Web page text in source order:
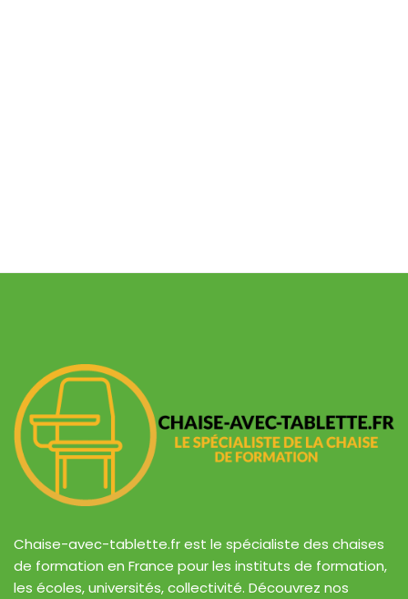
Chaise-avec-tablette.fr est le spécialiste des chaises
de formation en France pour les instituts de formation,
les écoles, universités, collectivité. Découvrez nos